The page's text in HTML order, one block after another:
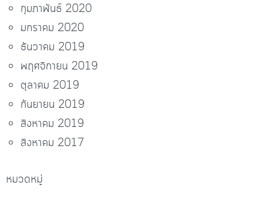
กุมภาพันธ์ 2020
มกราคม 2020
ธันวาคม 2019
พฤศจิกายน 2019
ตุลาคม 2019
กันยายน 2019
สิงหาคม 2019
สิงหาคม 2017
หมวดหมู่